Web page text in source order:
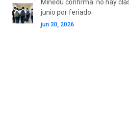
Minedu confirma: no hay
junio por feriado
jun 30, 2026